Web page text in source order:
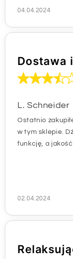
04.04.2024
Dostawa
L. Schneider
Ostatnio
w tym sklepie.
funkcję, a
02.04.2024